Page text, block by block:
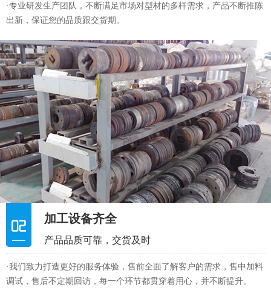
·专业研发生产团队，不断满足市场对型材的多样需求，产品不断推陈
出新，保证您的品质跟交货期。
加工设备齐全
产品品质可靠，交货及时
·我们致力打造更好的服务体验，售前全面了解客户的需求，售中加料
调试，售后不定期回访，每一个环节都贯穿着用心，并不断提升。